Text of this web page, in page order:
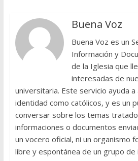
Buena Voz
Buena Voz es un
Información y
de la Iglesia que
interesadas de
universitaria. Este servicio ayuda
identidad como católicos, y es un
conversar sobre los temas
informaciones o documentos
un vocero oficial, ni un organismo
libre y espontánea de un grupo de